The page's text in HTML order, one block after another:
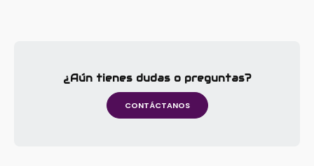
¿Aún tienes dudas o preguntas?
CONTÁCTANOS